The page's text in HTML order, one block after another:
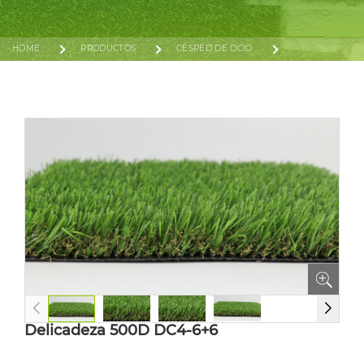
HOME PRODUCTOS CÉSPED DE OCIO
Delicadeza 500D DC4-6+6